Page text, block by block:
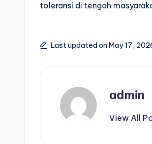
toleransi di tengah
Last updated on May 17,
admin
View All